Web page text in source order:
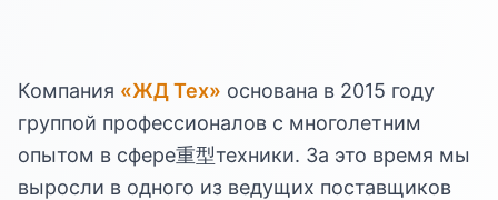
Компания «ЖД Тех» основана в 2015 году
группой профессионалов с многолетним
опытом в сфере重型техники. За это время мы
выросли в одного из ведущих поставщиков